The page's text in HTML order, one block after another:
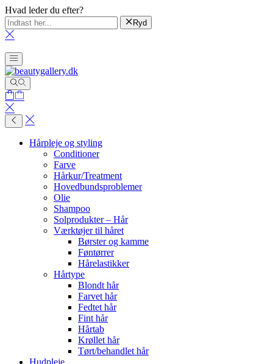
Hvad leder du efter?
Ryd
Hårpleje og styling
Conditioner
Farve
Hårkur/Treatment
Hovedbundsproblemer
Olie
Shampoo
Solprodukter – Hår
Værktøjer til håret
Børster og kamme
Føntørrer
Hårelastikker
Hårtype
Blondt hår
Farvet hår
Fedtet hår
Fint hår
Hårtab
Krøllet hår
Tørt/behandlet hår
Hudpleje